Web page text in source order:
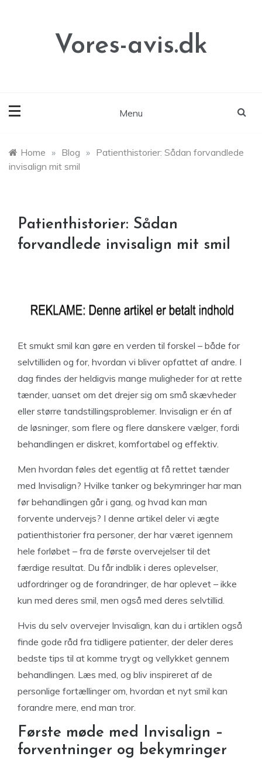
Vores-avis.dk
Menu
Home » Blog » Patienthistorier: Sådan forvandlede
invisalign mit smil
Patienthistorier: Sådan
forvandlede invisalign mit smil
Et smukt smil kan gøre en verden til forskel – både for
selvtilliden og for, hvordan vi bliver opfattet af andre. I
dag findes der heldigvis mange muligheder for at rette
tænder, uanset om det drejer sig om små skævheder
eller større tandstillingsproblemer. Invisalign er én af
de løsninger, som flere og flere danskere vælger, fordi
behandlingen er diskret, komfortabel og effektiv.
Men hvordan føles det egentlig at få rettet tænder
med Invisalign? Hvilke tanker og bekymringer har man
før behandlingen går i gang, og hvad kan man
forvente undervejs? I denne artikel deler vi ægte
patienthistorier fra personer, der har været igennem
hele forløbet – fra de første overvejelser til det
færdige resultat. Du får indblik i deres oplevelser,
udfordringer og de forandringer, de har oplevet – ikke
kun med deres smil, men også med deres selvtillid.
Hvis du selv overvejer Invisalign, kan du i artiklen også
finde gode råd fra tidligere patienter, der deler deres
bedste tips til at komme trygt og vellykket gennem
behandlingen. Læs med, og bliv inspireret af de
personlige fortællinger om, hvordan et nyt smil kan
forandre mere, end man tror.
Første møde med Invisalign –
forventninger og bekymringer